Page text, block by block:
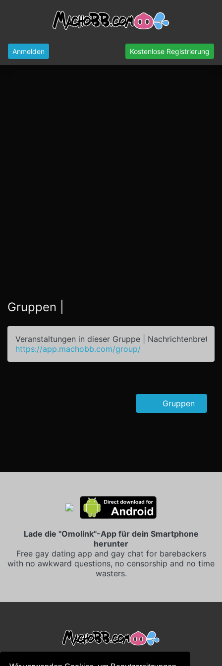
Anmelden Kostenlose Registrierung
Gruppen |
Veranstaltungen in dieser Gruppe | Nachrichtenbrett
https://app.machobb.com/group/
Gruppen
Lade die "Omolink"-App für dein Smartphone
herunter
Free gay dating app and gay chat for barebackers
with no awkward questions, no censorship and no time
wasters.